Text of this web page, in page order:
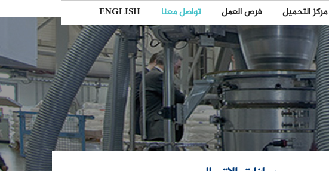
مركز التحميل فرص العمل تواصل معنا ENGLISH